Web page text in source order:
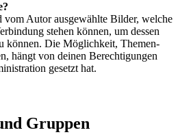
vom Autor ausgewählte Bilder, welche
stehen können, um dessen
können. Die Möglichkeit, Themen-
hängt von deinen Berechtigungen
gesetzt hat.
Gruppen